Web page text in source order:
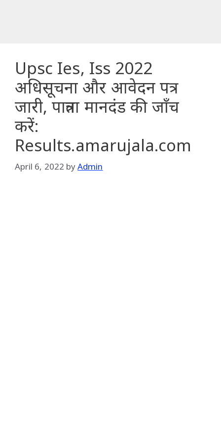
Upsc Ies, Iss 2022
अधिसूचना और आवेदन पत्र
जारी, पात्रता मानदंड की जाँच
करें:
Results.amarujala.com
April 6, 2022 byAdmin